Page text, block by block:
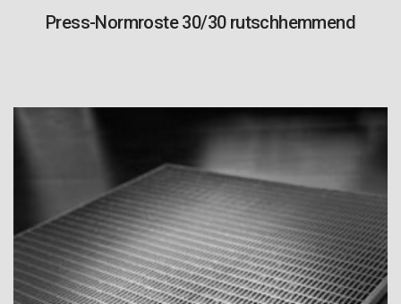
Press-Normroste 30/30 rutschhemmend